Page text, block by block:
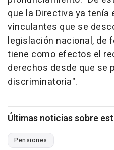
que la Directiva ya
vinculantes que se
legislación nacional, de
tiene como efectos el
derechos desde que se
discriminatoria".
Últimas noticias sobre
Pensiones